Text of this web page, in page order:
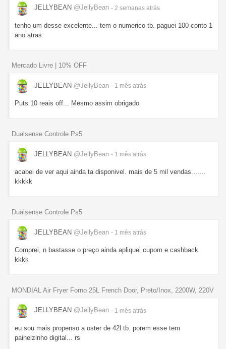
JELLYBEAN @JellyBean - 2 semanas atrás
tenho um desse excelente... tem o numerico tb. paguei 100 conto 1
ano atras
Mercado Livre | 10% OFF
JELLYBEAN @JellyBean - 1 mês atrás
Puts 10 reais off... Mesmo assim obrigado
Dualsense Controle Ps5
JELLYBEAN @JellyBean - 1 mês atrás
acabei de ver aqui ainda ta disponivel. mais de 5 mil vendas.......
kkkkk
Dualsense Controle Ps5
JELLYBEAN @JellyBean - 1 mês atrás
Comprei, n bastasse o preço ainda apliquei cupom e cashback
kkkk
MONDIAL Air Fryer Forno 25L French Door, Preto/Inox, 2200W, 220V
JELLYBEAN @JellyBean - 1 mês atrás
eu sou mais propenso a oster de 42l tb. porem esse tem
painelzinho digital... rs